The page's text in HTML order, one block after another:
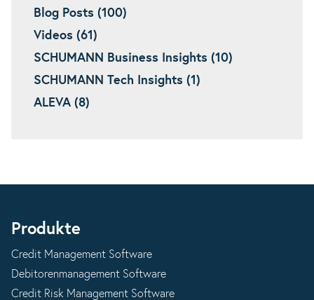
Blog Posts (100)
Videos (61)
SCHUMANN Business Insights (10)
SCHUMANN Tech Insights (1)
ALEVA (8)
Produkte
Credit Management Software
Debitorenmanagement Software
Credit Risk Management Software